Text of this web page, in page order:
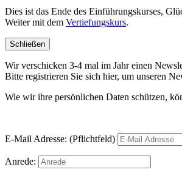
Dies ist das Ende des Einführungskurses,
Weiter mit dem Vertiefungskurs.
Schließen
Wir verschicken 3-4 mal im Jahr einen
Bitte registrieren Sie sich hier, um unseren
Wie wir ihre persönlichen Daten schützen,
E-Mail Adresse: (Pflichtfeld)
Anrede: